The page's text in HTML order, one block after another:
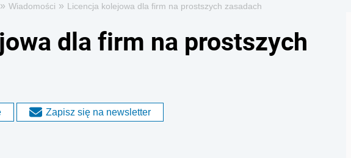
» Wiadomości » Licencja kolejowa dla firm na prostszych zasadach
dla firm na prostszych
Zapisz się na newsletter